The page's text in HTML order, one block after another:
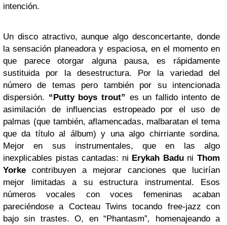
intención.
Un disco atractivo, aunque algo desconcertante, donde
la sensación planeadora y espaciosa, en el momento en
que parece otorgar alguna pausa, es rápidamente
sustituida por la desestructura. Por la variedad del
número de temas pero también por su intencionada
dispersión. “Putty boys trout” es un fallido intento de
asimilación de influencias estropeado por el uso de
palmas (que también, aflamencadas, malbaratan el tema
que da título al álbum) y una algo chirriante sordina.
Mejor en sus instrumentales, que en las algo
inexplicables pistas cantadas: ni Erykah BaduniThom
Yorke contribuyen a mejorar canciones que lucirían
mejor limitadas a su estructura instrumental. Esos
números vocales con voces femeninas acaban
pareciéndose a Cocteau Twins tocando free-jazz con
bajo sin trastes. O, en “Phantasm”,
homenajeando a